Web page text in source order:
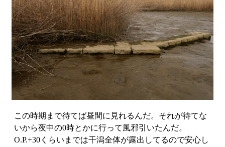
この時期まで待てば昼間に見れるんだ。それが待てな
いから夜中の0時とかに行って風邪引いたんだ。
O.P.+30くらいまでは干潟全体が露出してるので安心し